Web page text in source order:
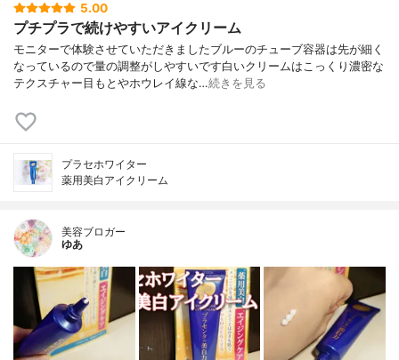
5.00
プチプラで続けやすいアイクリーム
モニターで体験させていただきましたブルーのチューブ容器は先が細く
なっているので量の調整がしやすいです白いクリームはこっくり濃密な
テクスチャー目もとやホウレイ線な…続きを見る
プラセホワイター
薬用美白アイクリーム
美容ブロガー
ゆあ